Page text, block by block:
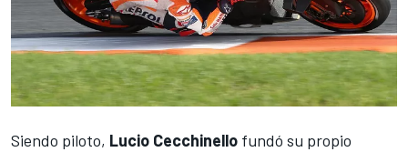
Siendo piloto, Lucio Cecchinello fundó su propio